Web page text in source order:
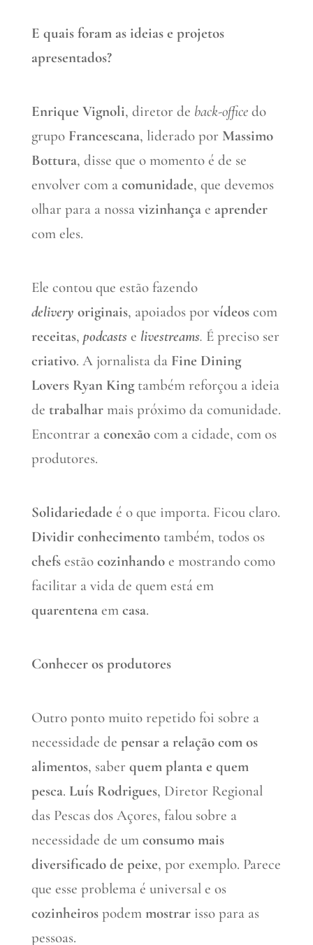
E quais foram as ideias e projetos
apresentados?
Enrique Vignoli, diretor de back-office do
grupo Francescana, liderado por Massimo
Bottura, disse que o momento é de se
envolver com a comunidade, que devemos
olhar para a nossa vizinhançae aprender
com eles.
Ele contou que estão fazendo
delivery originais, apoiados por vídeoscom
receitas, podcasts e livestreams. É preciso ser
criativo. A jornalista da Fine Dining
Lovers Ryan Kingtambém reforçou a ideia
de trabalhar mais próximo da comunidade.
Encontrar a conexãocom a cidade, com os
produtores.
Solidariedade é o que importa. Ficou claro.
Dividir conhecimentotambém, todos os
chefsestão cozinhandoe mostrando como
facilitar a vida de quem está em
quarentenaem casa.
Conhecer os produtores
Outro ponto muito repetido foi sobre a
necessidade de pensar a relação com os
alimentos, saber quem planta e quem
pesca. Luís Rodrigues, Diretor Regional
das Pescas dos Açores, falou sobre a
necessidade de um consumo mais
diversificado de peixe, por exemplo. Parece
que esse problema é universal e os
cozinheiros podem mostrar isso para as
pessoas.